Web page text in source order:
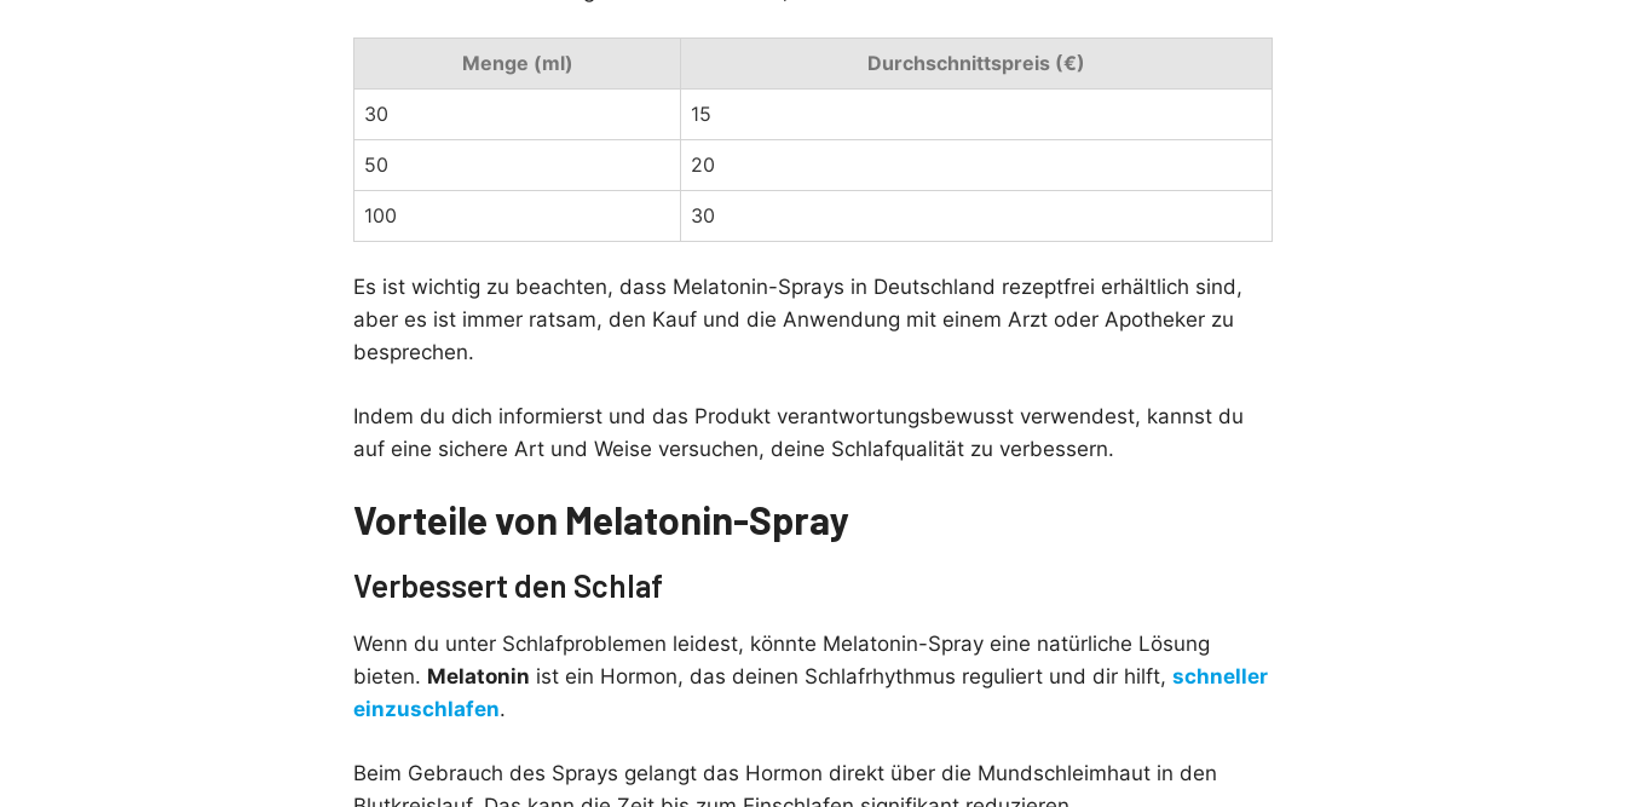
Menge (ml) Durchschnittspreis (€)
30 15
50 20
100 30
Es ist wichtig zu beachten, dass Melatonin-Sprays in Deutschland rezeptfrei erhältlich sind,
aber es ist immer ratsam, den Kauf und die Anwendung mit einem Arzt oder Apotheker zu
besprechen.
Indem du dich informierst und das Produkt verantwortungsbewusst verwendest, kannst du
auf eine sichere Art und Weise versuchen, deine Schlafqualität zu verbessern.
Vorteile von Melatonin-Spray
Verbessert den Schlaf
Wenn du unter Schlafproblemen leidest, könnte Melatonin-Spray eine natürliche Lösung
bieten. Melatonin ist ein Hormon, das deinen Schlafrhythmus reguliert und dir hilft, schneller
einzuschlafen.
Beim Gebrauch des Sprays gelangt das Hormon direkt über die Mundschleimhaut in den